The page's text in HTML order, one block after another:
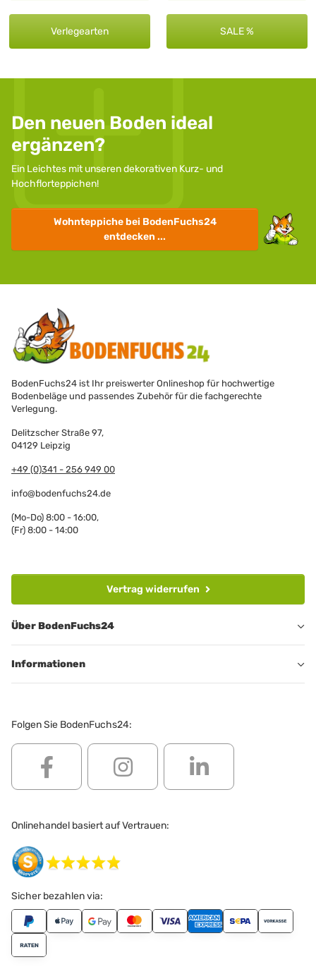
Verlegearten SALE %
Den neuen Boden ideal
ergänzen?
Ein Leichtes mit unseren dekorativen Kurz- und
Hochflorteppichen!
Wohnteppichebei BodenFuchs24
entdecken ...
BodenFuchs24 ist Ihr preiswerter Onlineshop für hochwertige
Bodenbeläge und passendes Zubehör für die fachgerechte
Verlegung.
Delitzscher Straße 97,
04129 Leipzig
+49 (0)341 - 256 949 00
info@bodenfuchs24.de
(Mo-Do) 8:00 - 16:00,
(Fr) 8:00 - 14:00
Vertrag widerrufen
Über BodenFuchs24
Informationen
Folgen Sie BodenFuchs24:
Onlinehandel basiert auf Vertrauen:
Sicher bezahlen via: